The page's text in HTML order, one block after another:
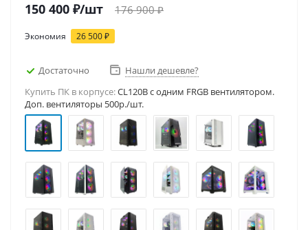
150 400 ₽/шт 176 900₽
Экономия 26 500₽
Достаточно
Нашли дешевле?
Купить ПК в корпусе:CL120B c одним FRGB вентилятором.
Доп. вентиляторы 500р./шт.